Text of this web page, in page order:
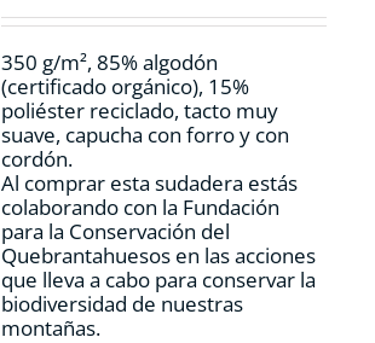
en
página
de
producto
350 g/m², 85% algodón
(certificado orgánico), 15%
poliéster reciclado, tacto muy
suave, capucha con forro y con
cordón.
Al comprar esta sudadera estás
colaborando con la Fundación
para la Conservación del
Quebrantahuesos en las acciones
que lleva a cabo para conservar la
biodiversidad de nuestras
montañas.